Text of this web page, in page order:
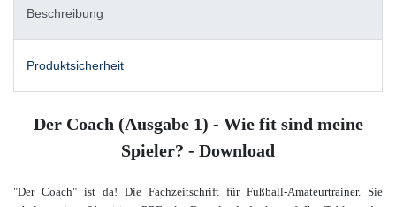
Beschreibung
Produktsicherheit
Der Coach (Ausgabe 1) - Wie fit sind meine
Spieler? - Download
"Der Coach" ist da! Die Fachzeitschrift für Fußball-Amateurtrainer. Sie